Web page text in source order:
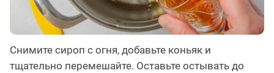
Снимите сироп с огня, добавьте коньяк и
тщательно перемешайте. Оставьте остывать до